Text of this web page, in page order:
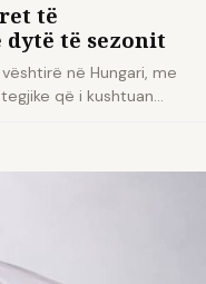
të
dytë të sezonit
në Hungari, me
që i kushtuan…